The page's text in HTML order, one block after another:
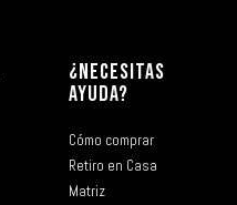
¿NECESITAS
AYUDA?
Cómo comprar
Retiro en Casa
Matriz